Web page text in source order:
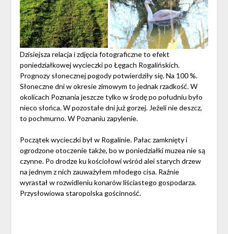
Dzisiejsza relacja i zdjęcia fotograficzne to efekt
poniedziałkowej wycieczki po Łęgach Rogalińskich.
Prognozy słonecznej pogody potwierdziły się. Na 100 %.
Słoneczne dni w okresie zimowym to jednak rzadkość. W
okolicach Poznania jeszcze tylko w środę po południu było
nieco słońca. W pozostałe dni już gorzej. Jeżeli nie deszcz,
to pochmurno. W Poznaniu zapylenie.
Początek wycieczki był w Rogalinie. Pałac zamknięty i
ogrodzone otoczenie także, bo w poniedziałki muzea nie są
czynne. Po drodze ku kościołowi wśród alei starych drzew
na jednym z nich zauważyłem młodego cisa. Raźnie
wyrastał w rozwidleniu konarów liściastego gospodarza.
Przysłowiowa staropolska gościnność.